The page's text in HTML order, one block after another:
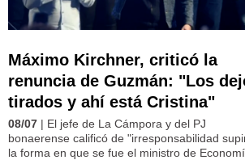
Máximo Kirchner, criticó la
renuncia de Guzmán: "Los
tirados y ahí está Cristina"
08/07 | El jefe de La Cámpora y del PJ
bonaerense calificó de "irresponsabilidad
la forma en que se fue el ministro de